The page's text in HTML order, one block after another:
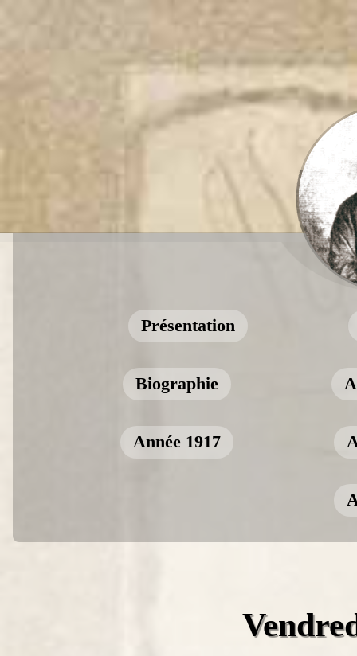
Présentation
Biographie
Année 1917